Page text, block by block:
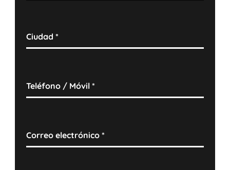
Ciudad*
Teléfono / Móvil*
Correo electrónico*